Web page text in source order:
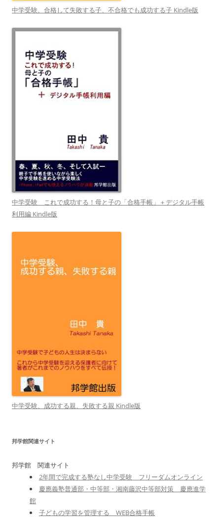
中学受験、合格して失敗する子、不合格でも成功する子 Kindle版
中学受験 これで成功する！母と子の「合格手帳」＋デジタル手帳
利用編 Kindle版
中学受験、成功する親、失敗する親 Kindle版
邦学館関連サイト
邦学館 関連サイト
2年間で完成する塾なし中学受験 フリーダムオンライン
慶應義塾普通部・中等部・湘南藤沢中等部対策 慶應進学
館
子どもの学習を管理する WEB合格手帳